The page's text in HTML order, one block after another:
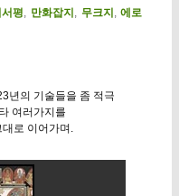
평 만화잡지 무크지 ,에로
년의 기술들을 좀 적극
여러가지를
로 이어가며.